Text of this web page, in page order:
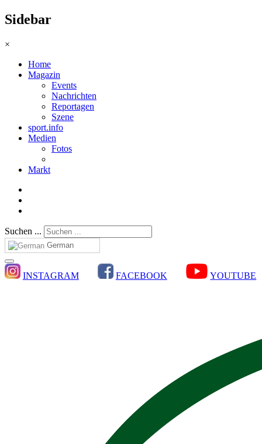
Sidebar
×
Home
Magazin
Events
Nachrichten
Reportagen
Szene
sport.info
Medien
Fotos
Markt
Suchen ...
German
INSTAGRAM FACEBOOK YOUTUBE